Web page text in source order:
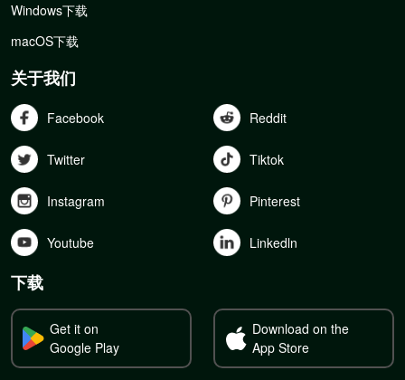
Windows下载
macOS下载
关于我们
Facebook Reddit
Twitter Tiktok
Instagram Pinterest
Youtube Linkedln
下载
Get it on
Google Play
Download on the
App Store